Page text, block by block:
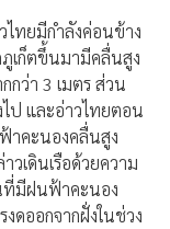
ทยมีกำลังค่อนข้าง
เก็ตขึ้นมามีคลื่นสูง
ว่า 3 เมตร ส่วน
ป และอ่าวไทยตอน
าคะนองคลื่นสูง
วเดินเรือด้วยความ
ณที่มีฝนฟ้าคะนอง
ดออกจากฝั่งในช่วง